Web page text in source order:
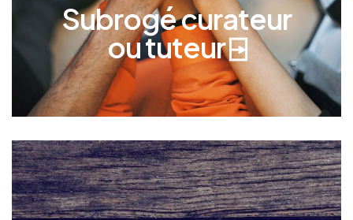
Subrogé curateur
ou tuteur ⍈